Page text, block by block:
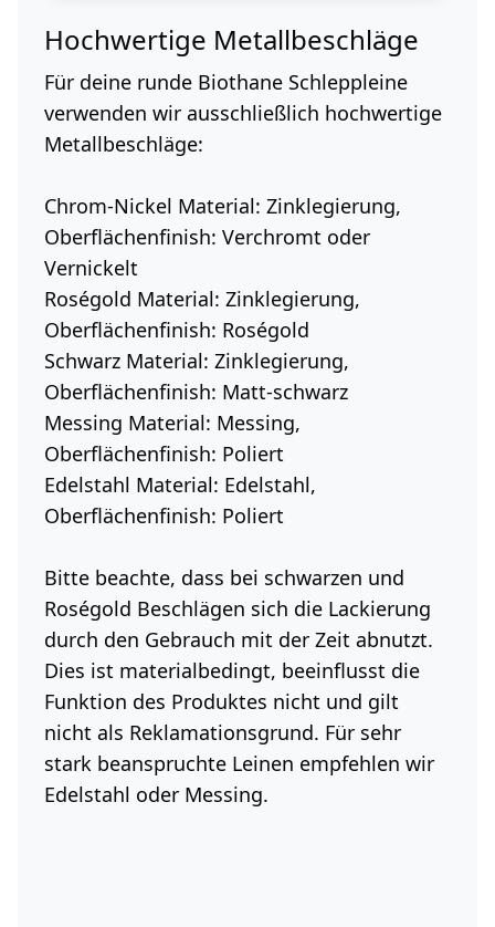
Hochwertige Metallbeschläge
Für deine runde Biothane Schleppleine
verwenden wir ausschließlich hochwertige
Metallbeschläge:
Chrom-Nickel Material: Zinklegierung,
Oberflächenfinish: Verchromt oder
Vernickelt
Roségold Material: Zinklegierung,
Oberflächenfinish: Roségold
Schwarz Material: Zinklegierung,
Oberflächenfinish: Matt-schwarz
Messing Material: Messing,
Oberflächenfinish: Poliert
Edelstahl Material: Edelstahl,
Oberflächenfinish: Poliert
Bitte beachte, dass bei schwarzen und
Roségold Beschlägen sich die Lackierung
durch den Gebrauch mit der Zeit abnutzt.
Dies ist materialbedingt, beeinflusst die
Funktion des Produktes nicht und gilt
nicht als Reklamationsgrund. Für sehr
stark beanspruchte Leinen empfehlen wir
Edelstahl oder Messing.